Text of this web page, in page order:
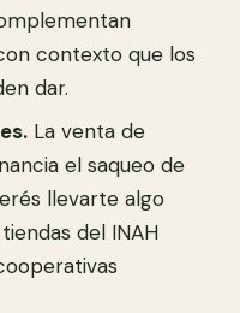
contexto que los
dar.
La venta de
el saqueo de
llevarte algo
del INAH